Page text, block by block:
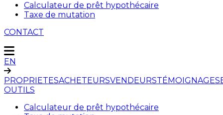
Calculateur de prêt hypothécaire
Taxe de mutation
CONTACT
EN
PROPRIETESACHETEURSVENDEURSTÉMOIGNAGES
OUTILS
Calculateur de prêt hypothécaire